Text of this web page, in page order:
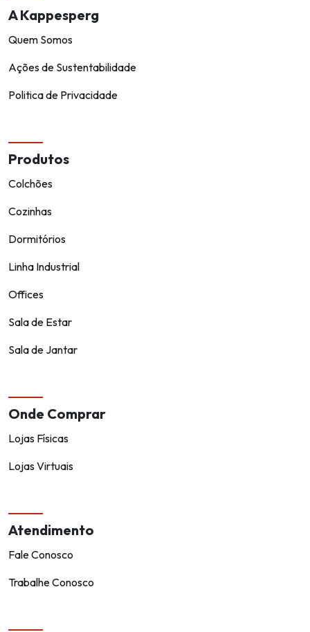
A Kappesperg
Quem Somos
Ações de Sustentabilidade
Politica de Privacidade
Produtos
Colchões
Cozinhas
Dormitórios
Linha Industrial
Offices
Sala de Estar
Sala de Jantar
Onde Comprar
Lojas Físicas
Lojas Virtuais
Atendimento
Fale Conosco
Trabalhe Conosco